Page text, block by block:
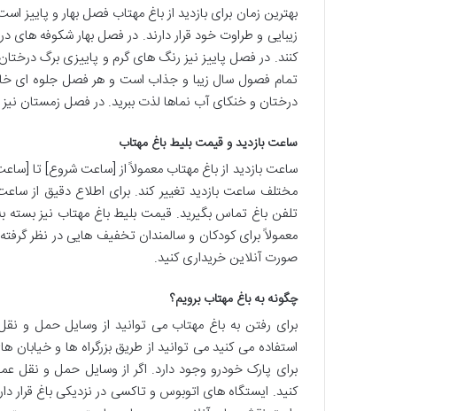
بهترین زمان برای بازدید از باغ مهتاب فصل بهار و
زیبایی و طراوت خود قرار دارند. در فصل بهار شکوفه
کنند. در فصل پاییز نیز رنگ های گرم و پاییزی برگ
تمام فصول سال زیبا و جذاب است و هر فصل جلوه ای
درختان و خنکای آب نماها لذت ببرید. در فصل زمستان نیز
ساعت بازدید و قیمت بلیط باغ مهتاب
ساعت بازدید از باغ مهتاب معمولاً از [ساعت شروع] تا
مختلف ساعت بازدید تغییر کند. برای اطلاع دقیق از
تلفن باغ تماس بگیرید. قیمت بلیط باغ مهتاب نیز
معمولاً برای کودکان و سالمندان تخفیف هایی در نظر
صورت آنلاین خریداری کنید.
چگونه به باغ مهتاب برویم؟
برای رفتن به باغ مهتاب می توانید از وسایل حمل
استفاده می کنید می توانید از طریق بزرگراه ها و
برای پارک خودرو وجود دارد. اگر از وسایل حمل و نقل
کنید. ایستگاه های اتوبوس و تاکسی در نزدیکی باغ قرار